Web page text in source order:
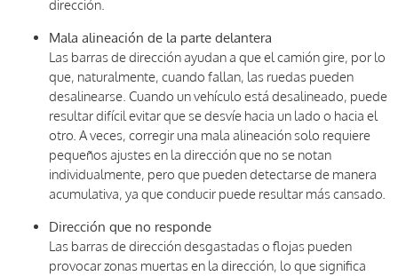
dirección.
Mala alineación de la parte delantera
Las barras de dirección ayudan a que el camión gire, por lo
que, naturalmente, cuando fallan, las ruedas pueden
desalinearse. Cuando un vehículo está desalineado, puede
resultar difícil evitar que se desvíe hacia un lado o hacia el
otro. A veces, corregir una mala alineación solo requiere
pequeños ajustes en la dirección que no se notan
individualmente, pero que pueden detectarse de manera
acumulativa, ya que conducir puede resultar más cansado.
Dirección que no responde
Las barras de dirección desgastadas o flojas pueden
provocar zonas muertas en la dirección, lo que significa